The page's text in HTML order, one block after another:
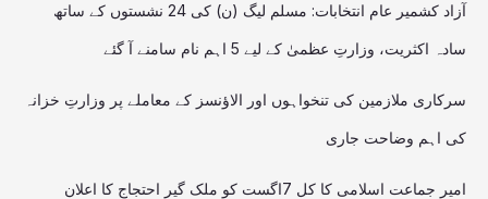
آزاد کشمیر عام انتخابات: مسلم لیگ (ن) کی 24 نشستوں کے ساتھ
سادہ اکثریت، وزارتِ عظمیٰ کے لیے 5 اہم نام سامنے آ گئے
سرکاری ملازمین کی تنخواہوں اور الاؤنسز کے معاملے پر وزارتِ خزانہ
کی اہم وضاحت جاری
امیر جماعت اسلامی کا کل 7اگست کو ملک گیر احتجاج کا اعلان